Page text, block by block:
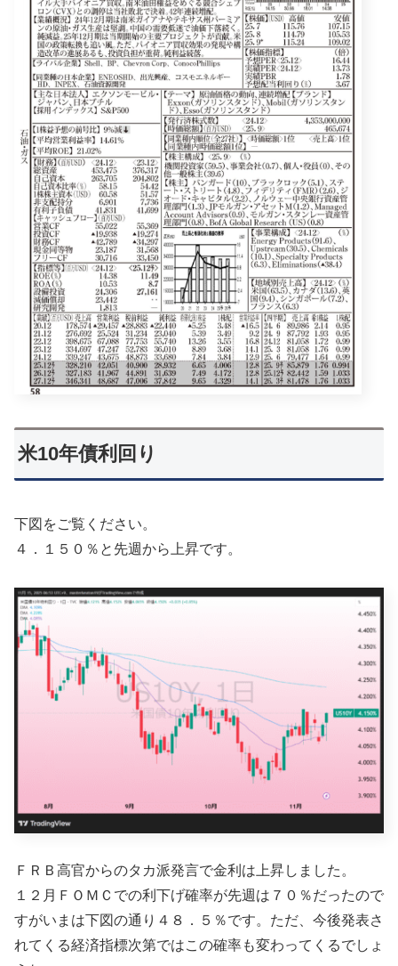
米10年債利回り
下図をご覧ください。
４．１５０％と先週から上昇です。
ＦＲＢ高官からのタカ派発言で金利は上昇しました。
１２月ＦＯＭＣでの利下げ確率が先週は７０％だったので
すがいまは下図の通り４８．５％です。ただ、今後発表さ
れてくる経済指標次第ではこの確率も変わってくるでしょ